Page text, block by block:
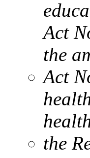
Act
the
Act
the